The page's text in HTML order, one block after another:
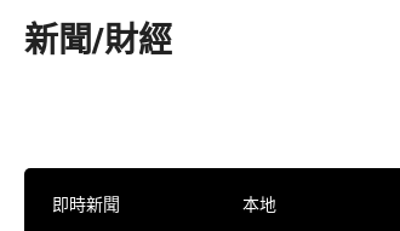
新聞/財經
即時新聞 本地